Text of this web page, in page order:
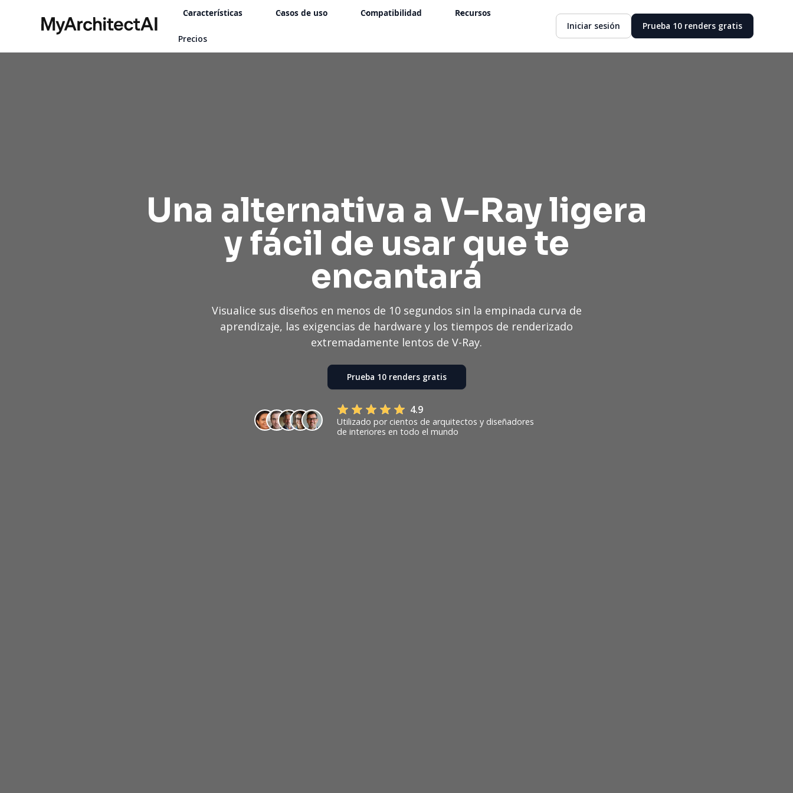
Características Casos de uso Compatibilidad Recursos
Precios
Iniciar sesión Prueba 10 renders gratis
Una alternativa a V-Ray ligera
y fácil de usar que te
encantará
Visualice sus diseños en menos de 10 segundos sin la empinada curva de
aprendizaje, las exigencias de hardware y los tiempos de renderizado
extremadamente lentos de V-Ray.
Prueba 10 renders gratis
4.9
Utilizado por cientos de arquitectos y diseñadores
de interiores en todo el mundo